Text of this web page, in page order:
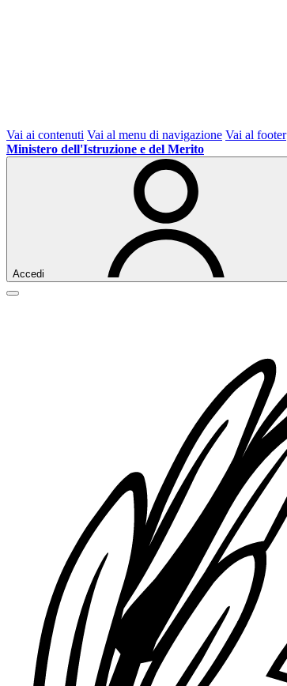
Vai ai contenuti Vai al menu di navigazione Vai al footer
Ministero dell'Istruzione e del Merito
Accedi